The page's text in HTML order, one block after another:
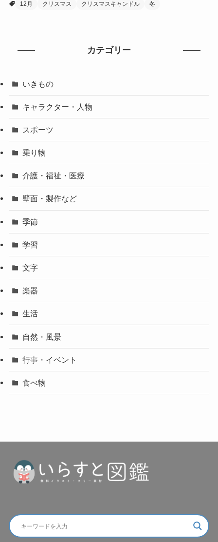
12月 クリスマス クリスマスキャンドル 冬
カテゴリー
いきもの
キャラクター・人物
スポーツ
乗り物
介護・福祉・医療
壁面・製作など
季節
学習
文字
楽器
生活
自然・風景
行事・イベント
食べ物